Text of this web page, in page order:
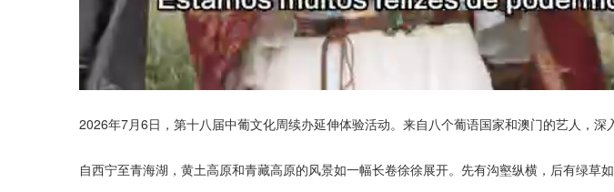
2026年7月6日，第十八届中葡文化周续办延伸体验活动。来自八个葡语国家和澳门的艺人，
自西宁至青海湖，黄土高原和青藏高原的风景如一幅长卷徐徐展开。先有沟壑纵横，后有绿草